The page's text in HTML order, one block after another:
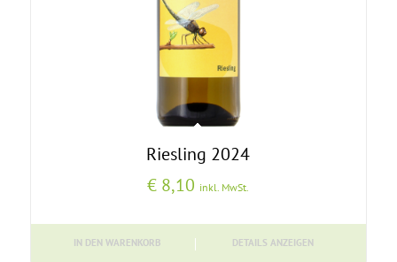
Riesling 2024
€ 8,10 inkl. MwSt.
IN DEN WARENKORB DETAILS ANZEIGEN